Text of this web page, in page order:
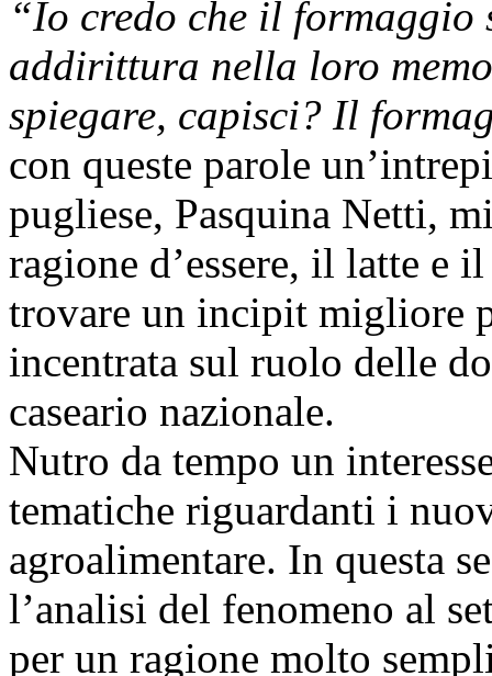
“Io credo che il formaggio
addirittura nella loro
spiegare, capisci? Il
con queste parole
pugliese, Pasquina Netti,
ragione d’essere, il latte e
trovare un incipit migliore
incentrata sul ruolo delle
caseario nazionale.
Nutro da tempo un
tematiche riguardanti i
agroalimentare. In questa
l’analisi del fenomeno al
per un ragione molto